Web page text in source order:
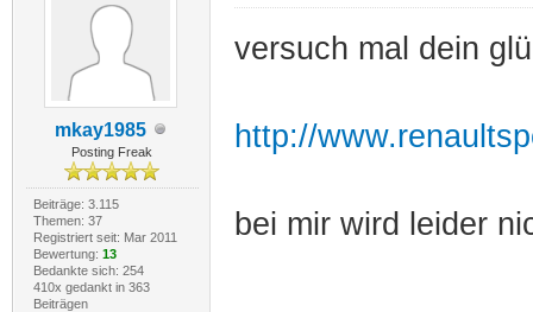
mkay1985
Posting Freak
Beiträge: 3.115
Themen: 37
Registriert seit: Mar 2011
Bewertung: 13
Bedankte sich: 254
410x gedankt in 363
Beiträgen
versuch mal dein
http://
bei mir wird leider